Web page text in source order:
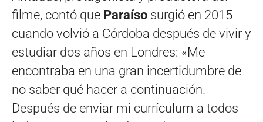
filme, contó que Paraíso surgió en 2015
cuando volvió a Córdoba después de vivir y
estudiar dos años en Londres: «Me
encontraba en una gran incertidumbre de
no saber qué hacer a continuación.
Después de enviar mi currículum a todos